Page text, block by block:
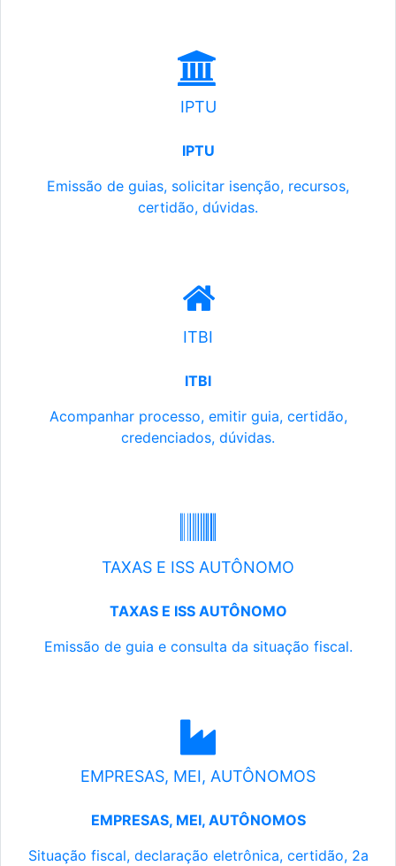
IPTU
IPTU
Emissão de guias, solicitar isenção, recursos,
certidão, dúvidas.
ITBI
ITBI
Acompanhar processo, emitir guia, certidão,
credenciados, dúvidas.
TAXAS E ISS AUTÔNOMO
TAXAS E ISS AUTÔNOMO
Emissão de guia e consulta da situação fiscal.
EMPRESAS, MEI, AUTÔNOMOS
EMPRESAS, MEI, AUTÔNOMOS
Situação fiscal, declaração eletrônica, certidão, 2a